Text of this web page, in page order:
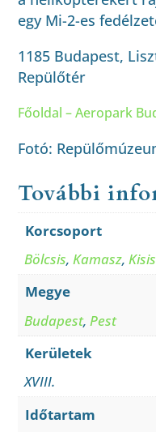
egy Mi-2-es
1185 Budapest,
Repülőtér
Főoldal – Aeropark
Fotó:
További
Korcsoport
Bölcsis,Kamasz,
Megye
Budapest, Pest
Kerületek
XVIII.
Időtartam